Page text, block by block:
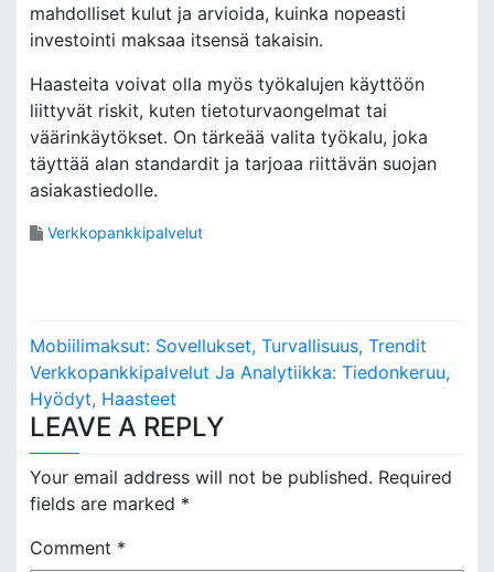
mahdolliset kulut ja arvioida, kuinka nopeasti
investointi maksaa itsensä takaisin.
Haasteita voivat olla myös työkalujen käyttöön
liittyvät riskit, kuten tietoturvaongelmat tai
väärinkäytökset. On tärkeää valita työkalu, joka
täyttää alan standardit ja tarjoaa riittävän suojan
asiakastiedolle.
Verkkopankkipalvelut
P
o
s
t
n
a
Mobiilimaksut: Sovellukset, Turvallisuus, Trendit
Verkkopankkipalvelut Ja Analytiikka: Tiedonkeruu,
Hyödyt, Haasteet
LEAVE A REPLY
Your email address will not be published. Required
fields are marked *
Comment *